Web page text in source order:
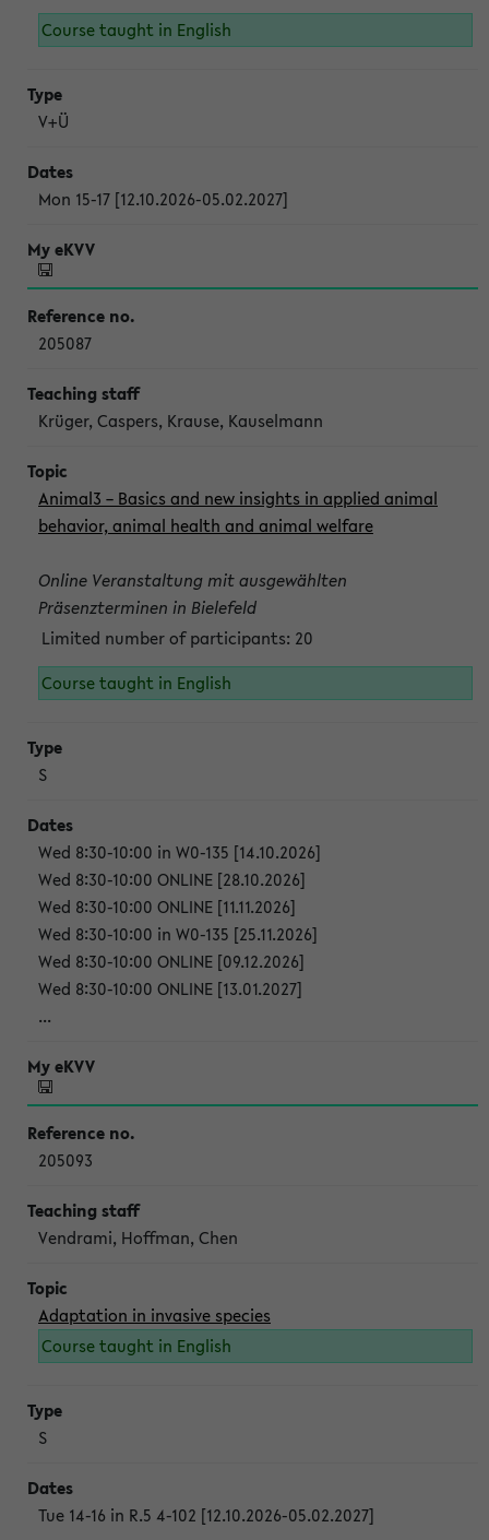
Course taught in English
V+Ü
Mon 15-17 [12.10.2026-05.02.2027]
205087
Krüger, Caspers, Krause, Kauselmann
Animal3 – Basics and new insights in applied animal
behavior, animal health and animal welfare
Online Veranstaltung mit ausgewählten
Präsenzterminen in Bielefeld
Limited number of participants: 20
Course taught in English
S
Wed 8:30-10:00 in W0-135 [14.10.2026]
Wed 8:30-10:00 ONLINE [28.10.2026]
Wed 8:30-10:00 ONLINE [11.11.2026]
Wed 8:30-10:00 in W0-135 [25.11.2026]
Wed 8:30-10:00 ONLINE [09.12.2026]
Wed 8:30-10:00 ONLINE [13.01.2027]
...
205093
Vendrami, Hoffman, Chen
Adaptation in invasive species
Course taught in English
S
Tue 14-16 in R.5 4-102 [12.10.2026-05.02.2027]